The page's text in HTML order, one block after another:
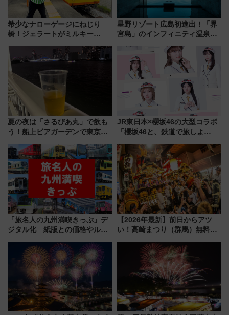
希少なナローゲージにねじり
橋！ジェラートがミルキー
278回目の舞台は「三岐鉄道北
勢線」
星野リゾート広島初進出！「界
宮島」のインフィニティ温泉と
宿泊料金・アクセスは？（2026
年7月23日開業）
夏の夜は「さるびあ丸」で飲も
う！船上ビアガーデンで東京湾
杯……工場直送生ビールや島グ
ルメが美味い
JR東日本×櫻坂46の大型コラボ
「櫻坂46と、鉄道で旅しよ
潟・長野・庄内へ
「旅名人の九州満喫きっぷ」デ
ジタル化 紙版との価格やルー
【2026年最新】前日からアツ
い！高崎まつり（群馬）無料観